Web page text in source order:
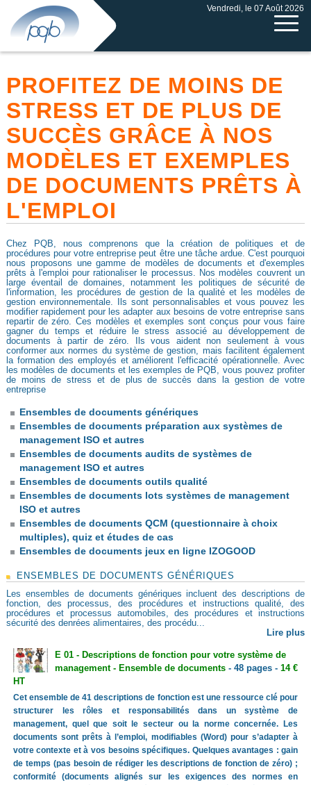
Vendredi, le 07 Août 2026
PROFITEZ DE MOINS DE
STRESS ET DE PLUS DE
SUCCÈS GRÂCE À NOS
MODÈLES ET EXEMPLES
DE DOCUMENTS PRÊTS À
L'EMPLOI
Chez PQB, nous comprenons que la création de politiques et de
procédures pour votre entreprise peut être une tâche ardue. C'est pourquoi
nous proposons une gamme de modèles de documents et d'exemples
prêts à l'emploi pour rationaliser le processus. Nos modèles couvrent un
large éventail de domaines, notamment les politiques de sécurité de
l'information, les procédures de gestion de la qualité et les modèles de
gestion environnementale. Ils sont personnalisables et vous pouvez les
modifier rapidement pour les adapter aux besoins de votre entreprise sans
repartir de zéro. Ces modèles et exemples sont conçus pour vous faire
gagner du temps et réduire le stress associé au développement de
documents à partir de zéro. Ils vous aident non seulement à vous
conformer aux normes du système de gestion, mais facilitent également
la formation des employés et améliorent l'efficacité opérationnelle. Avec
les modèles de documents et les exemples de PQB, vous pouvez profiter
de moins de stress et de plus de succès dans la gestion de votre
entreprise
Ensembles de documents génériques
Ensembles de documents préparation aux systèmes de
management ISO et autres
Ensembles de documents audits de systèmes de
management ISO et autres
Ensembles de documents outils qualité
Ensembles de documents lots systèmes de management
ISO et autres
Ensembles de documents QCM (questionnaire à choix
multiples), quiz et études de cas
Ensembles de documents jeux en ligne IZOGOOD
ENSEMBLES DE DOCUMENTS GÉNÉRIQUES
Les ensembles de documents génériques incluent des descriptions de
fonction, des processus, des procédures et instructions qualité, des
procédures et processus automobiles, des procédures et instructions
sécurité des denrées alimentaires, des procédu...
Lire plus
E 01 - Descriptions de fonction pour votre système de
management - Ensemble de documents- 48 pages - 14 €
HT
Cet ensemble de 41 descriptions de fonction est une ressource clé pour
structurer les rôles et responsabilités dans un système de
management, quel que soit le secteur ou la norme concernée. Les
documents sont prêts à l’emploi, modifiables (Word) pour s’adapter à
votre contexte et à vos besoins spécifiques. Quelques avantages : gain
de temps (pas besoin de rédiger les descriptions de fonction de zéro) ;
conformité (documents alignés sur les exigences des normes en